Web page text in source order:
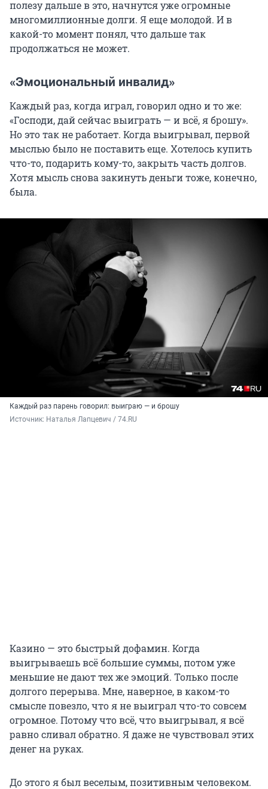
полезу дальше в это, начнутся уже огромные
многомиллионные долги. Я еще молодой. И в
какой-то момент понял, что дальше так
продолжаться не может.
«Эмоциональный инвалид»
Каждый раз, когда играл, говорил одно и то же:
«Господи, дай сейчас выиграть — и всё, я брошу».
Но это так не работает. Когда выигрывал, первой
мыслью было не поставить еще. Хотелось купить
что-то, подарить кому-то, закрыть часть долгов.
Хотя мысль снова закинуть деньги тоже, конечно,
была.
Каждый раз парень говорил: выиграю — и брошу
Источник: Наталья Лапцевич / 74.RU
Казино — это быстрый дофамин. Когда
выигрываешь всё большие суммы, потом уже
меньшие не дают тех же эмоций. Только после
долгого перерыва. Мне, наверное, в каком-то
смысле повезло, что я не выиграл что-то совсем
огромное. Потому что всё, что выигрывал, я всё
равно сливал обратно. Я даже не чувствовал этих
денег на руках.
До этого я был веселым, позитивным человеком.